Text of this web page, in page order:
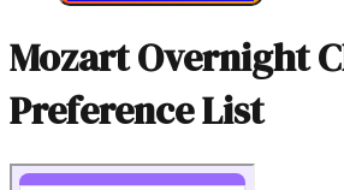
Mozart Overnight
Preference List